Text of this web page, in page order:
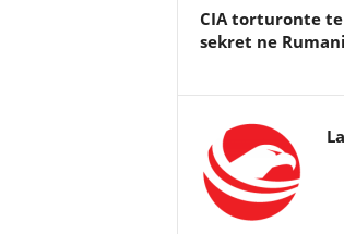
CIA torturonte
sekret ne Rumani